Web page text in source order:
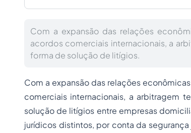
Com a expansão das relações
acordos comerciais internacionais, a
forma de solução de litígios.
Com a expansão das relações
comerciais internacionais, a arbitragem
solução de litígios entre empresas
jurídicos distintos, por conta da